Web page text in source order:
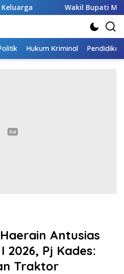
Wakil Bupati Malaka HMS
Hukum Kriminal Pendidikan
Antusias
2026, Pj Kades:
Traktor